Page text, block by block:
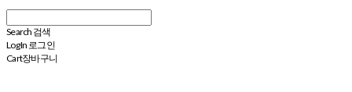
Search 검색
Log In 로그인
Cart장바구니